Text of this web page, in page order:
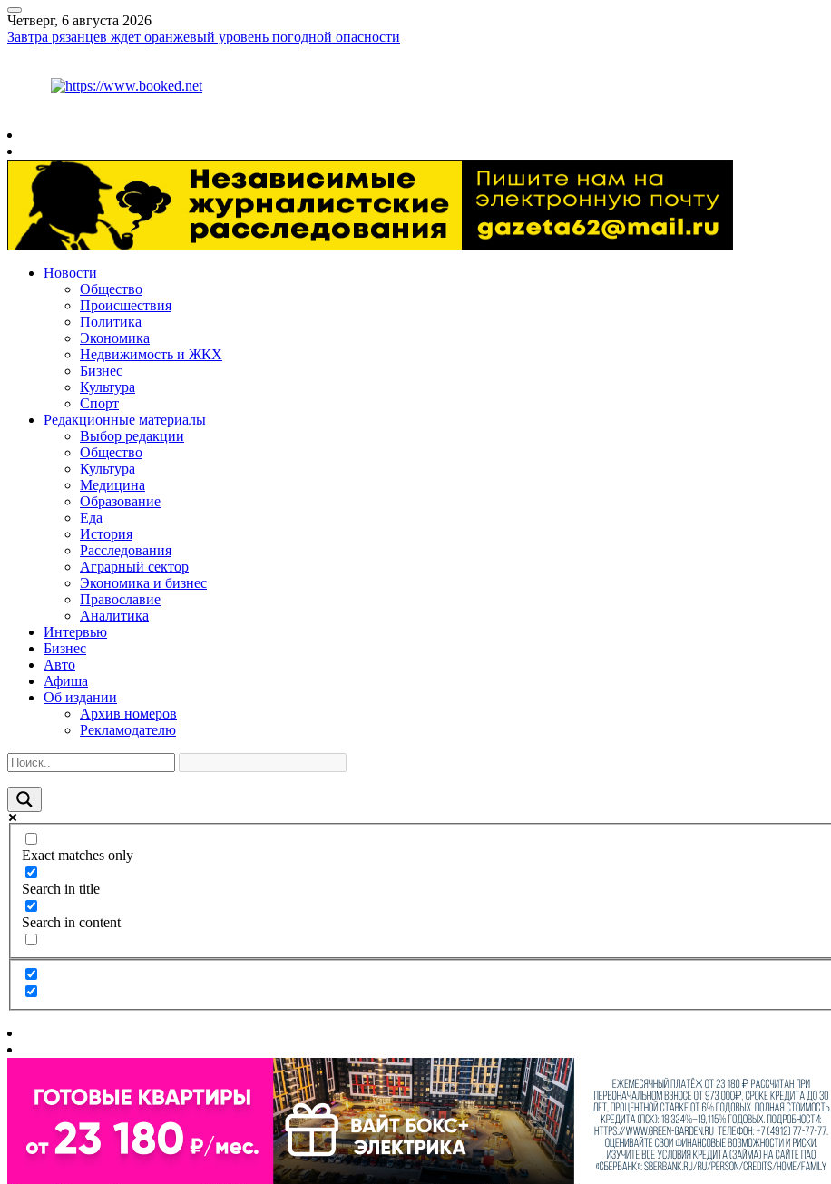
Четверг, 6 августа 2026
Завтра рязанцев ждет оранжевый уровень погодной опасности
Новости
Общество
Происшествия
Политика
Экономика
Недвижимость и ЖКХ
Бизнес
Культура
Спорт
Редакционные материалы
Выбор редакции
Общество
Культура
Медицина
Образование
Еда
История
Расследования
Аграрный сектор
Экономика и бизнес
Православие
Аналитика
Интервью
Бизнес
Авто
Афиша
Об издании
Архив номеров
Рекламодателю
Exact matches only
Search in title
Search in content